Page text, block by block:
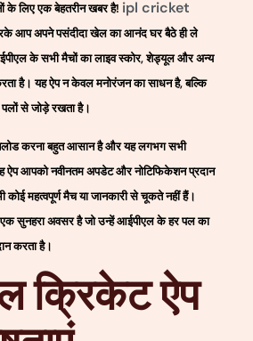
लिए एक बेहतरीन खबर है! ipl cricket
आप अपने पसंदीदा खेल का आनंद घर बैठे ही ले
के सभी मैचों का लाइव स्कोर, शेड्यूल और अन्य
है। यह ऐप न केवल मनोरंजन का साधन है, बल्कि
से जोड़े रखता है।
करना बहुत आसान है और यह लगभग सभी
ऐप आपको नवीनतम अपडेट और नोटिफिकेशन प्रदान
महत्वपूर्ण मैच या जानकारी से चूकते नहीं हैं।
सुनहरा अवसर है जो उन्हें आईपीएल के हर पल का
करता है।
क्रिकेट ऐप